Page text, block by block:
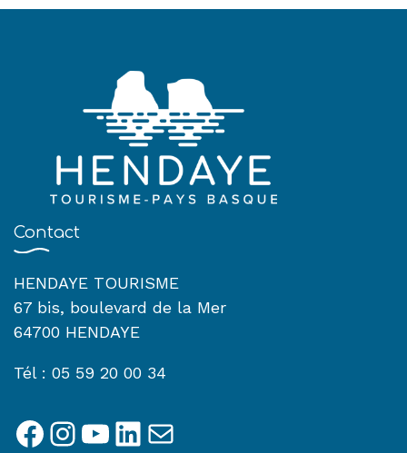
Contact
HENDAYE TOURISME
67 bis, boulevard de la Mer
64700 HENDAYE
Tél : 05 59 20 00 34
Facebook
Instagram
YouTube
LinkedIn
E-mail